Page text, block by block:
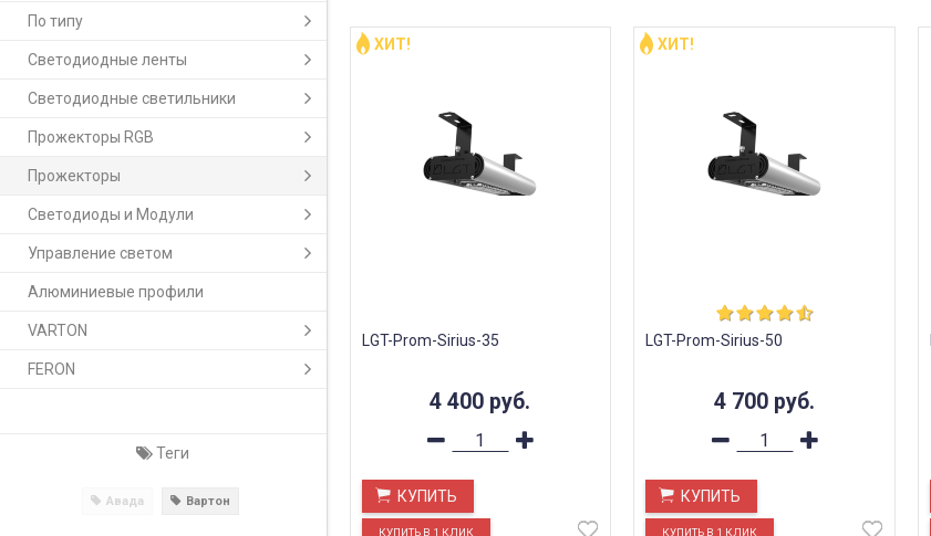
По типу
Светодиодные ленты
Светодиодные светильники
Прожекторы RGB
Прожекторы
Светодиоды и Модули
Управление светом
Алюминиевые профили
VARTON
FERON
Теги
Авада Вартон
LGT-Prom-Sirius-35
4 400 руб.
КУПИТЬ
ХИТ!
LGT-Prom-Sirius-50
4 700 руб.
КУПИТЬ
ХИТ!